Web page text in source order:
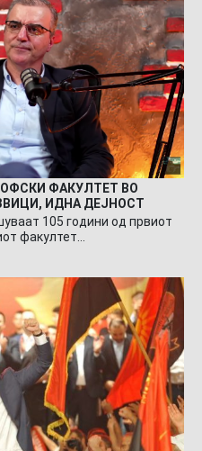
ФАКУЛТЕТ ВО
ИДНА ДЕЈНОСТ
105 години од првиот
факултет…